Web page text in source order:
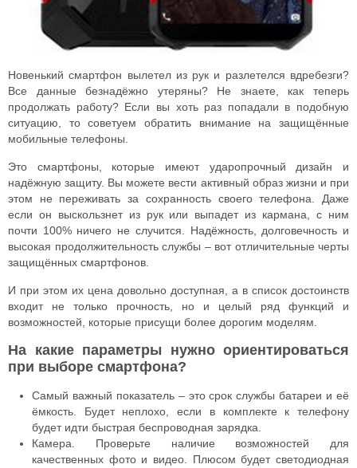
Новенький смартфон вылетел из рук и разлетелся вдребезги?
Все данные безнадёжно утеряны? Не знаете, как теперь
продолжать работу? Если вы хоть раз попадали в подобную
ситуацию, то советуем обратить внимание на защищённые
мобильные телефоны.
Это смартфоны, которые имеют ударопрочный дизайн и
надёжную защиту. Вы можете вести активный образ жизни и при
этом не переживать за сохранность своего телефона. Даже
если он выскользнет из рук или выпадет из кармана, с ним
почти 100% ничего не случится. Надёжность, долговечность и
высокая продолжительность службы – вот отличительные черты
защищённых смартфонов.
И при этом их цена довольно доступная, а в список достоинств
входит не только прочность, но и целый ряд функций и
возможностей, которые присущи более дорогим моделям.
На какие параметры нужно ориентироваться
при выборе смартфона?
Самый важный показатель – это срок службы батареи и её
ёмкость. Будет неплохо, если в комплекте к телефону
будет идти быстрая беспроводная зарядка.
Камера. Проверьте наличие возможностей для
качественных фото и видео. Плюсом будет светодиодная